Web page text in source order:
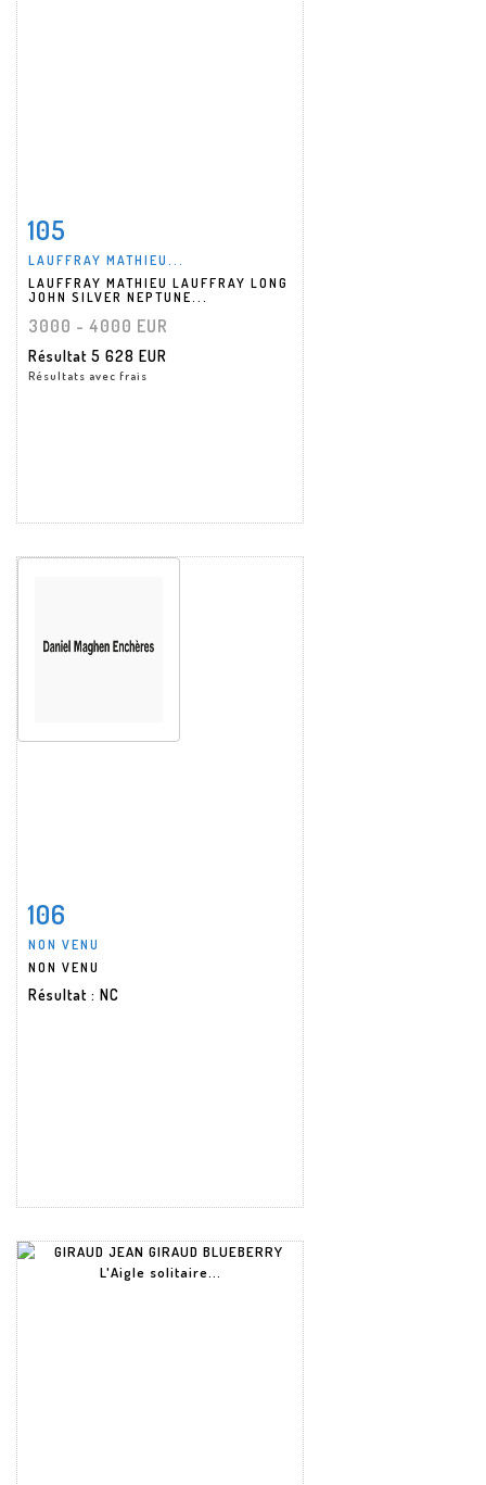
Fiche détaillée
105
LAUFFRAY MATHIEU...
LAUFFRAY MATHIEU LAUFFRAY LONG
JOHN SILVER NEPTUNE...
3000 - 4000 EUR
Résultat 5 628 EUR
Résultats avec frais
Fiche détaillée
106
NON VENU
NON VENU
Résultat : NC